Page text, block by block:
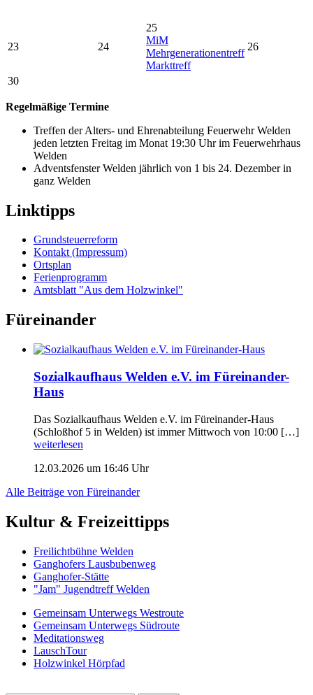
23 24
25
MiM
Mehrgenerationentreff
Markttreff
26
30
Regelmäßige Termine
Treffen der Alters- und Ehrenabteilung Feuerwehr Welden
jeden letzten Freitag im Monat 19:30 Uhr im Feuerwehrhaus
Welden
Adventsfenster Welden jährlich von 1 bis 24. Dezember in
ganz Welden
Linktipps
Grundsteuerreform
Kontakt (Impressum)
Ortsplan
Ferienprogramm
Amtsblatt "Aus dem Holzwinkel"
Füreinander
Sozialkaufhaus Welden e.V. im Füreinander-
Haus
Das Sozialkaufhaus Welden e.V. im Füreinander-Haus
(Schloßhof 5 in Welden) ist immer Mittwoch von 10:00 […]
weiterlesen
12.03.2026 um 16:46 Uhr
Alle Beiträge von Füreinander
Kultur & Freizeittipps
Freilicht­bühne Welden
Ganghofers Lausbubenweg
Ganghofer-Stätte
"Jam" Jugendtreff Welden
Gemeinsam Unterwegs Westroute
Gemeinsam Unterwegs Südroute
Meditationsweg
LauschTour
Holzwinkel Hörpfad